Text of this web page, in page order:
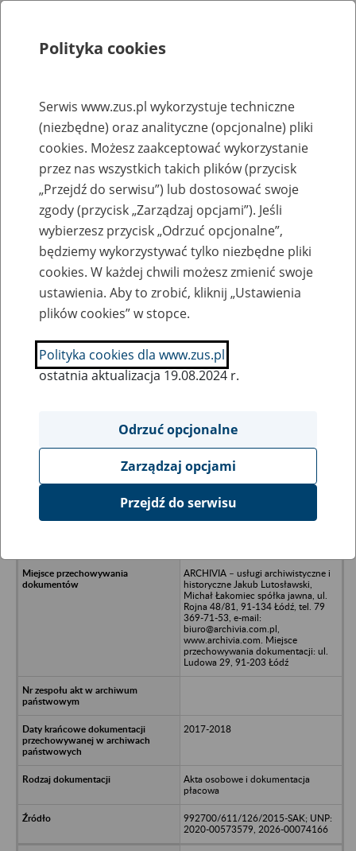
Rejestry, ewidencje i archiwa
Baza zlikwidowanych lub
przekształconych zakładów pracy
Nazwa zakładu pracy:
SZUKAJ
Ukryj wszystkie pozycje bazy
Thulium Software Sp. z o.o. z
ARCHIVIA – usługi archiwistyczne i
historyczne Jakub Lutosławski,
Michał Łakomiec spółka jawna, ul.
Rojna 48/81, 91-134 Łódź, tel. 79
369-71-53, e-mail:
biuro@archivia.com.pl,
www.archivia.com. Miejsce
przechowywania dokumentacji: ul.
Ludowa 29, 91-203 Łódź
2017-2018
Akta osobowe i dokumentacja
płacowa
992700/611/126/2015-SAK; UNP:
2020-00573579, 2026-00074166
Polityka cookies
Serwis www.zus.pl wykorzystuje techniczne
(niezbędne) oraz analityczne (opcjonalne) pliki
cookies. Możesz zaakceptować wykorzystanie
przez nas wszystkich takich plików (przycisk
„Przejdź do serwisu”) lub dostosować swoje
zgody (przycisk „Zarządzaj opcjami”). Jeśli
wybierzesz przycisk „Odrzuć opcjonalne”,
będziemy wykorzystywać tylko niezbędne pliki
cookies. W każdej chwili możesz zmienić swoje
ustawienia. Aby to zrobić, kliknij „Ustawienia
plików cookies” w stopce.
Polityka cookies dla www.zus.pl
ostatnia aktualizacja 19.08.2024 r.
Odrzuć opcjonalne
Zarządzaj opcjami
Przejdź do serwisu